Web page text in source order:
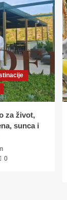
za život,
sunca i
0